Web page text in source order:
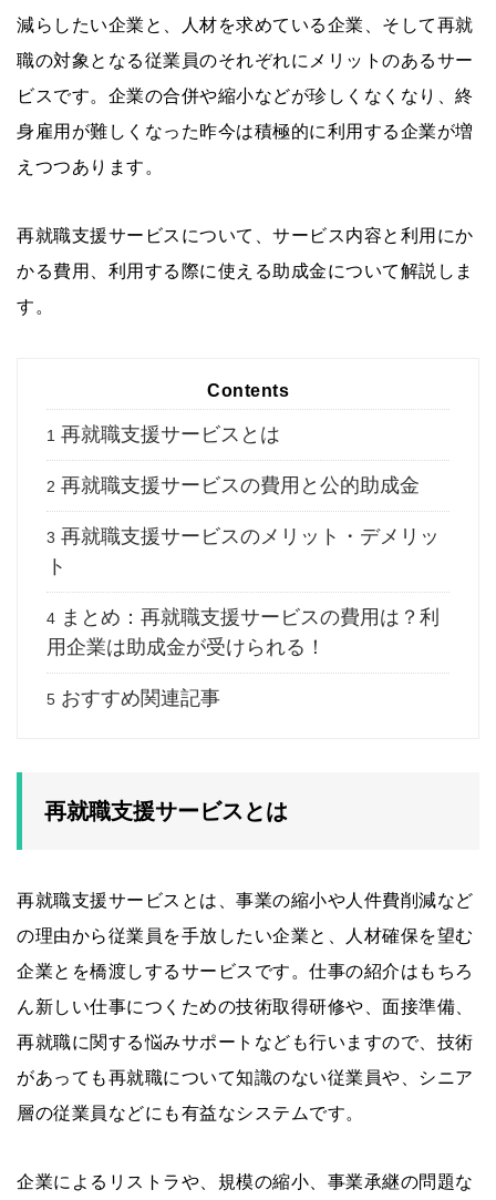
減らしたい企業と、人材を求めている企業、そして再就
職の対象となる従業員のそれぞれにメリットのあるサー
ビスです。企業の合併や縮小などが珍しくなくなり、終
身雇用が難しくなった昨今は積極的に利用する企業が増
えつつあります。
再就職支援サービスについて、サービス内容と利用にか
かる費用、利用する際に使える助成金について解説しま
す。
Contents
1 再就職支援サービスとは
2 再就職支援サービスの費用と公的助成金
3 再就職支援サービスのメリット・デメリッ
ト
4 まとめ：再就職支援サービスの費用は？利
用企業は助成金が受けられる！
5 おすすめ関連記事
再就職支援サービスとは
再就職支援サービスとは、事業の縮小や人件費削減など
の理由から従業員を手放したい企業と、人材確保を望む
企業とを橋渡しするサービスです。仕事の紹介はもちろ
ん新しい仕事につくための技術取得研修や、面接準備、
再就職に関する悩みサポートなども行いますので、技術
があっても再就職について知識のない従業員や、シニア
層の従業員などにも有益なシステムです。
企業によるリストラや、規模の縮小、事業承継の問題な